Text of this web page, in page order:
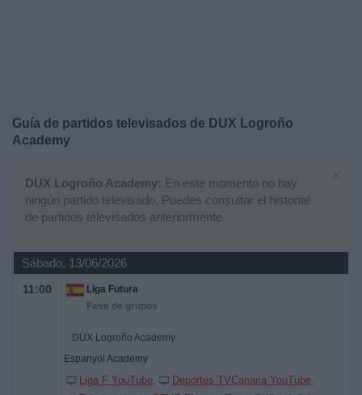
Guía de partidos televisados de DUX Logroño
Academy
DUX Logroño Academy: En este momento no hay
ningún partido televisado. Puedes consultar el historial
de partidos televisados anteriormente.
Sábado, 13/06/2026
11:00
Liga Futura
Fase de grupos
DUX Logroño Academy
Espanyol Academy
Liga F YouTube
Deportes TVCanaria YouTube
Noticias